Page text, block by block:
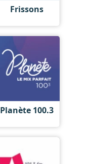
Frissons
Planète 100.3